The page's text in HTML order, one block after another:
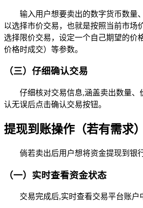
输入用户想要卖出的数字货币数量
以选择市价交易，也就是按照当前市场
选择限价交易，设定一个自己期望的价
价格时成交）等参数。
（三）仔细确认交易
仔细核对交易信息,涵盖卖出数量、
认无误后点击确认交易按钮。
提现到账操作（若有需求）
倘若卖出后用户想将资金提现到银
（一）实时查看资金状态
交易完成后,实时查看交易平台账户